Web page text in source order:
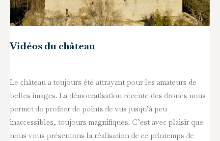
Vidéos du château
Le château a toujours été attrayant pour les amateurs de
belles images. La démocratisation récente des drones nous
permet de profiter de points de vus jusqu’à peu
inaccessibles, toujours magnifiques. C’est avec plaisir que
nous vous présentons la réalisation de ce printemps de